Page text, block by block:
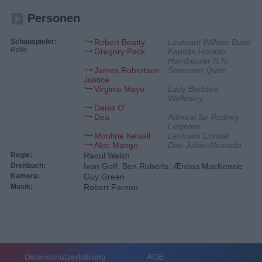
Personen
Schauspieler:
Rolle
Robert Beatty
Leutnant William Bush
Gregory Peck
Kapitän Horatio
Hornblower R.N.
James Robertson
Justice
Seemann Quist
Virginia Mayo
Lady Barbara
Wellesley
Denis O‘
Dea
Admiral Sir Rodney
Leighton
Moultrie Kelsall
Leutnant Crystal
Alec Mango
Don Julian Alvarado
Regie: Raoul Walsh
Drehbuch: Ivan Goff, Ben Roberts, Æneas MacKenzie
Kamera: Guy Green
Musik: Robert Farnon
Datenschutzerklärung
AGB